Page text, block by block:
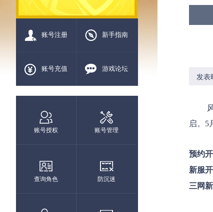
账号注册 新手指南
账号充值 游戏论坛
账号授权 账号管理
查询角色 防沉迷
发表
风吟
启。5
预约
新服
三网新